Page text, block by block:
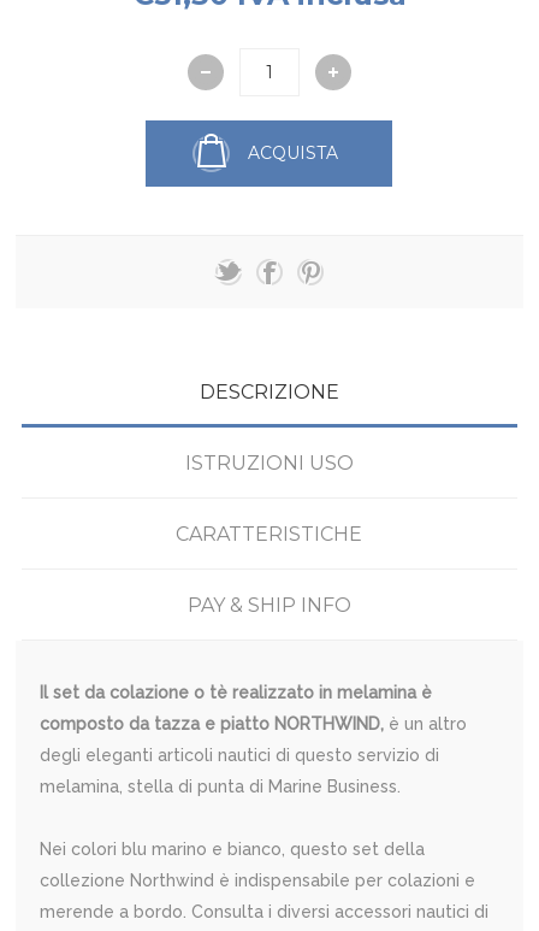
ACQUISTA
DESCRIZIONE
ISTRUZIONI USO
CARATTERISTICHE
PAY & SHIP INFO
Il set da colazione o tè realizzato in melamina è
composto da tazza e piatto NORTHWIND, è un altro
degli eleganti articoli nautici di questo servizio di
melamina, stella di punta di Marine Business.
Nei colori blu marino e bianco, questo set della
collezione Northwind è indispensabile per colazioni e
merende a bordo. Consulta i diversi accessori nautici di